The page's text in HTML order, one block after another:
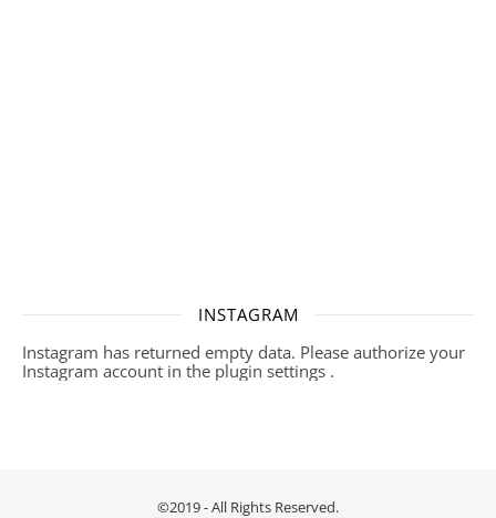
INSTAGRAM
Instagram has returned empty data. Please authorize your
Instagram account in the plugin settings .
©2019 - All Rights Reserved.